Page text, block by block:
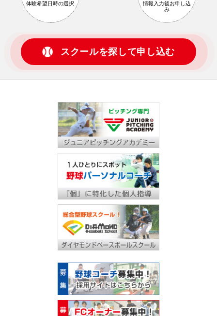
体験希望日時の選択 情報入力後お申し込
み
スクールを探して申し込む